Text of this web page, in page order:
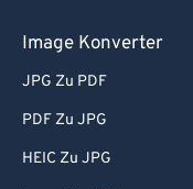
Image Konverter
JPG Zu PDF
PDF Zu JPG
HEIC Zu JPG